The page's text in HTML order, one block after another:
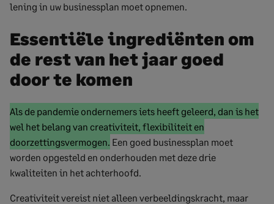
lening in uw businessplan moet opnemen.
Essentiële ingrediënten om
de rest van het jaar goed
door te komen
Begin
gemarkeerde
tekst
Als de pandemie ondernemers iets heeft geleerd, dan is het
wel het belang van creativiteit, flexibiliteit en
doorzettingsvermogen. Gemarkeerde
tekst
einde
Een goed businessplan moet
worden opgesteld en onderhouden met deze drie
kwaliteiten in het achterhoofd.
Creativiteit vereist niet alleen verbeeldingskracht, maar